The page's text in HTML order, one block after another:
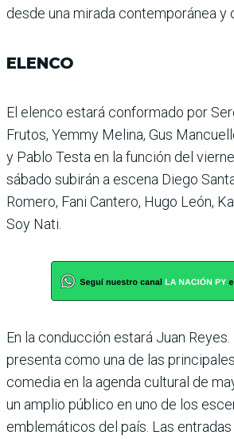
desde una mirada contempo­ránea y
ELENCO
El elenco estará conformado por
Fru­tos, Yemmy Melina, Gus
y Pablo Testa en la función del
sábado subirán a escena Diego
Romero, Fani Cantero, Hugo León,
Soy Nati.
En la conducción estará Juan
presenta como una de las
comedia en la agenda cultu­ral de
un amplio público en uno de los
emblemáticos del país. Las